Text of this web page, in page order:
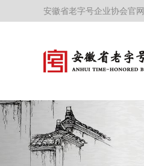
安徽省老字号企业协会官网
P
r
e
v